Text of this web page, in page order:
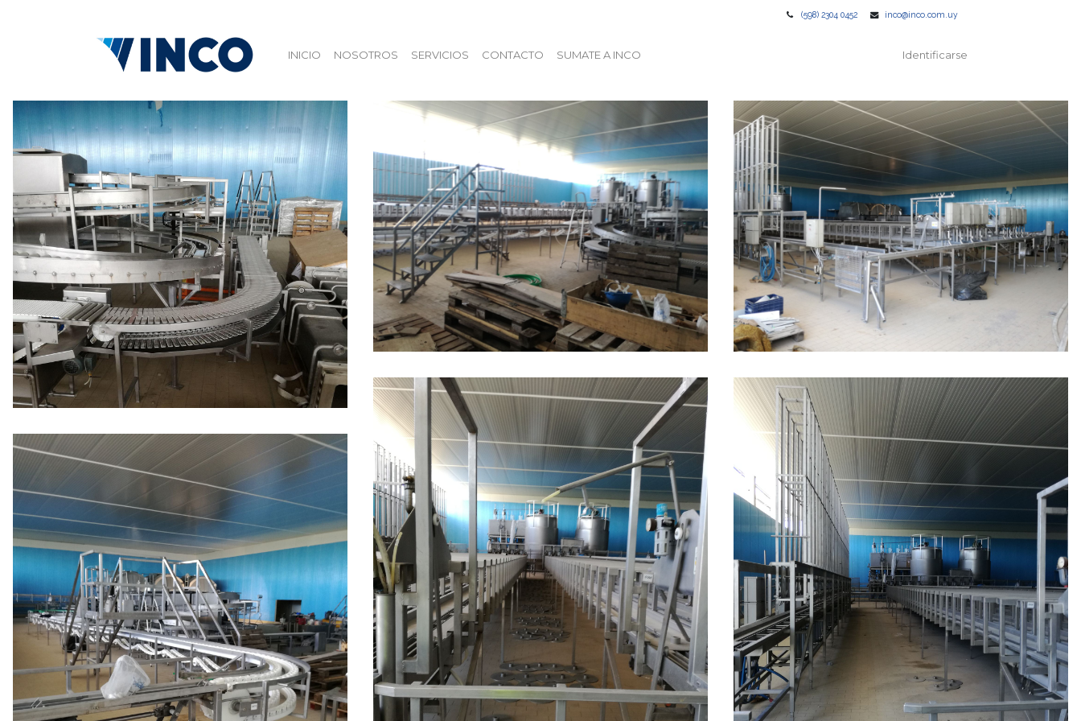
(598) 2304 0452 inco@inco.com.uy
INICIO NOSOTROS SERVICIOS CONTACTO SUMATE A INCO Identificarse